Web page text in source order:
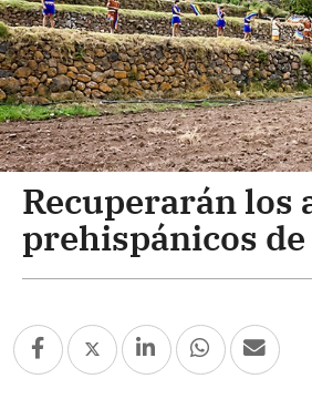
Recuperarán los
prehispánicos de